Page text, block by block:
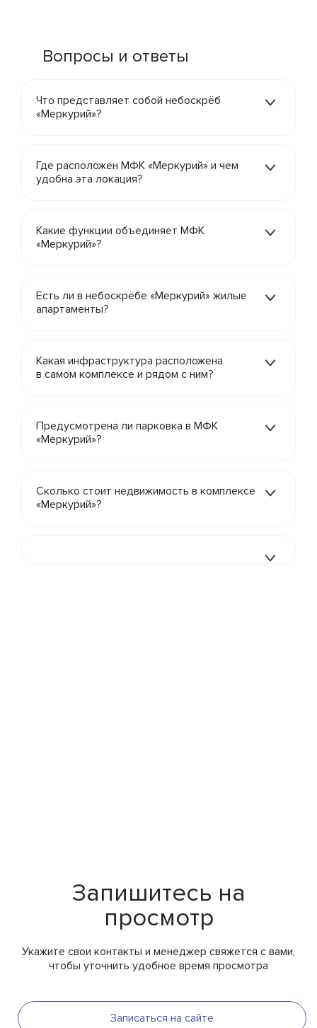
Вопросы и ответы
Что представляет собой небоскрёб
«Меркурий»?
Где расположен МФК «Меркурий» и чем
удобна эта локация?
Какие функции объединяет МФК
«Меркурий»?
Есть ли в небоскрёбе «Меркурий» жилые
апартаменты?
Какая инфраструктура расположена
в самом комплексе и рядом с ним?
Предусмотрена ли парковка в МФК
«Меркурий»?
Сколько стоит недвижимость в комплексе
«Меркурий»?
Запишитесь на
просмотр
Укажите свои контакты и менеджер свяжется с вами,
чтобы уточнить удобное время просмотра
Записаться на сайте